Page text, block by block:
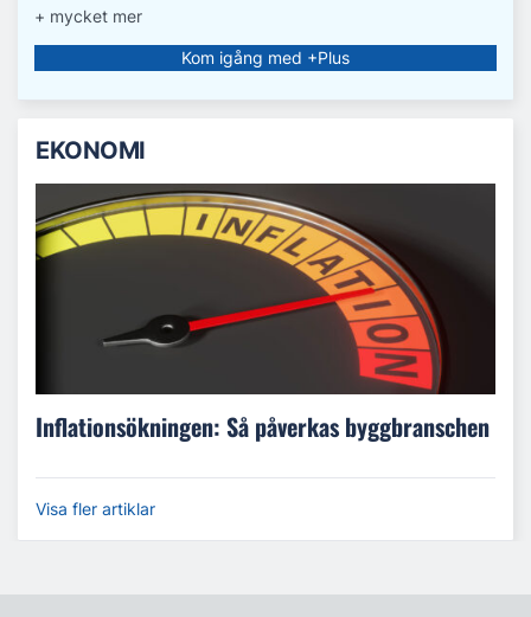
+ mycket mer
Kom igång med +Plus
EKONOMI
Inflationsökningen: Så påverkas byggbranschen
Visa fler artiklar